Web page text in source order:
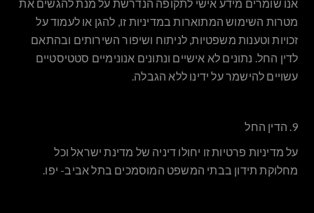
אנו שומרים מידע אישי לתקופה הנדרשת על מנת להגשים את
מטרות השימוש המתוארות במדיניות זו, להגן או לעמוד על
זכויות וטענות משפטיות, לניתוח ושיפור השירותים ובהתאם
לדין החל. נתונים לא אישיים ונתונים אנונימיים סטטיסטיים
עשויים להישמר על ידינו ללא הגבלה.
9. הדין החל
על מדיניות פרטיות זו יחולו דיניה של מדינת ישראל וכל
מחלוקת תידון בבתי המשפט המוסמכים בתל אביב- יפו.